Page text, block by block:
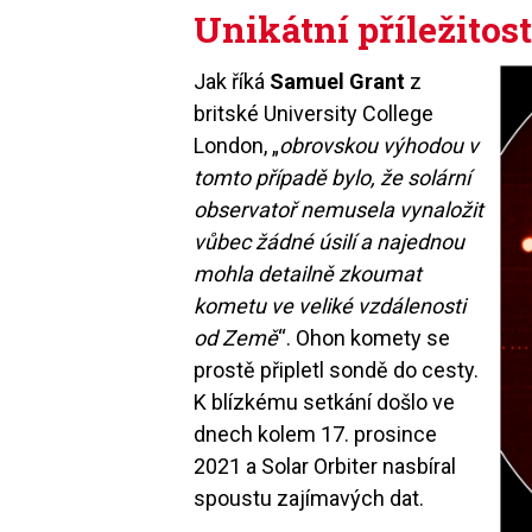
Unikátní příležitost
Jak říká Samuel Grant z
britské University College
London, „obrovskou výhodou v
tomto případě bylo, že solární
observatoř nemusela vynaložit
vůbec žádné úsilí a najednou
mohla detailně zkoumat
kometu ve veliké vzdálenosti
od Země“. Ohon komety se
prostě připletl sondě do cesty.
K blízkému setkání došlo ve
dnech kolem 17. prosince
2021 a Solar Orbiter nasbíral
spoustu zajímavých dat.